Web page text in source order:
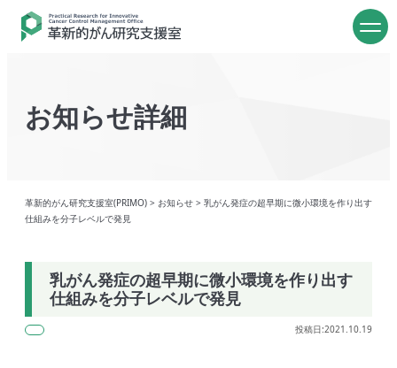
お知らせ詳細
革新的がん研究支援室(PRIMO) > お知らせ > 乳がん発症の超早期に微小環境を作り出す
仕組みを分子レベルで発見
乳がん発症の超早期に微小環境を作り出す
仕組みを分子レベルで発見
投稿日:2021.10.19